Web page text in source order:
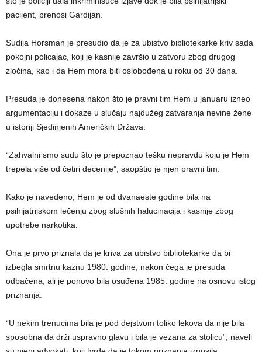
pacijent, prenosi Gardijan.
Sudija Horsman je presudio da je za ubistvo bibliotekarke kriv sada
pokojni policajac, koji je kasnije završio u zatvoru zbog drugog
zločina, kao i da Hem mora biti oslobođena u roku od 30 dana.
Presuda je donesena nakon što je pravni tim Hem u januaru izneo
argumentaciju i dokaze u slučaju najdužeg zatvaranja nevine žene
u istoriji Sjedinjenih Američkih Država.
“Zahvalni smo sudu što je prepoznao tešku nepravdu koju je Hem
trepela više od četiri decenije”, saopštio je njen pravni tim.
Kako je navedeno, Hem je od dvanaeste godine bila na
psihijatrijskom lečenju zbog slušnih halucinacija i kasnije zbog
upotrebe narkotika.
Ona je prvo priznala da je kriva za ubistvo bibliotekarke da bi
izbegla smrtnu kaznu 1980. godine, nakon čega je presuda
odbačena, ali je ponovo bila osuđena 1985. godine na osnovu istog
priznanja.
“U nekim trenucima bila je pod dejstvom toliko lekova da nije bila
sposobna da drži uspravno glavu i bila je vezana za stolicu”, naveli